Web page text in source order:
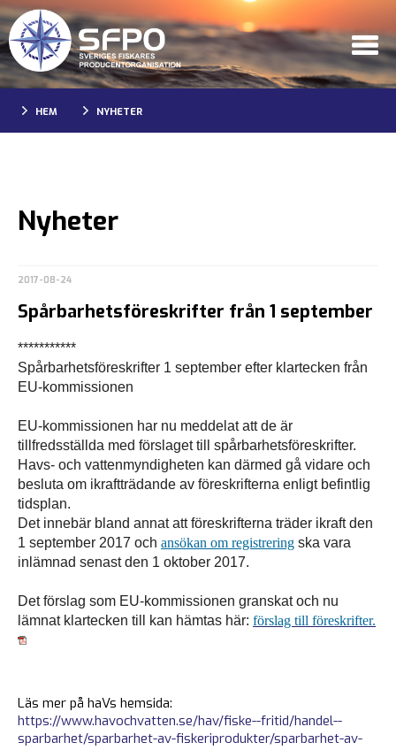
HEM NYHETER
Nyheter
2017-08-24
Spårbarhetsföreskrifter från 1 september
***********
Spårbarhetsföreskrifter 1 september efter klartecken från
EU-kommissionen
EU-kommissionen har nu meddelat att de är
tillfredsställda med förslaget till spår­barhets­föreskrifter.
Havs- och vattenmyndigheten kan därmed gå vidare och
besluta om ikraftträdande av föreskrifterna enligt befintlig
tidsplan.
Det innebär bland annat att föreskrifterna träder ikraft den
1 september 2017 och ansökan om registrering ska vara
inlämnad senast den 1 oktober 2017.
Det förslag som EU-kommissionen granskat och nu
lämnat klartecken till kan hämtas här: förslag till föreskrifter.
Läs mer på haVs hemsida:
https://www.havochvatten.se/hav/fiske--fritid/handel--
sparbarhet/sparbarhet-av-fiskeriprodukter/sparbarhet-av-